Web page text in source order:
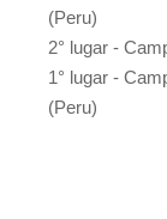
(Peru)
2° lugar -
1° lugar -
(Peru)